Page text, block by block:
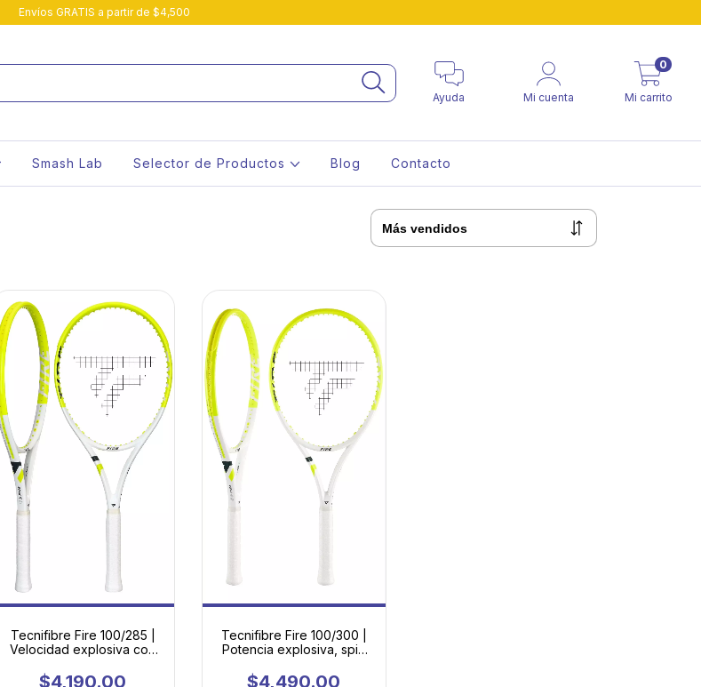
Envíos GRATIS a partir de $4,500
Ayuda Mi cuenta Mi carrito
0
Smash Lab Selector de Productos Blog Contacto
Tecnifibre Fire 100/285 |
Velocidad explosiva con
cada golpe
$4,190.00
Tecnifibre Fire 100/300 |
Potencia explosiva, spin
superior para el tenis
$4,490.00